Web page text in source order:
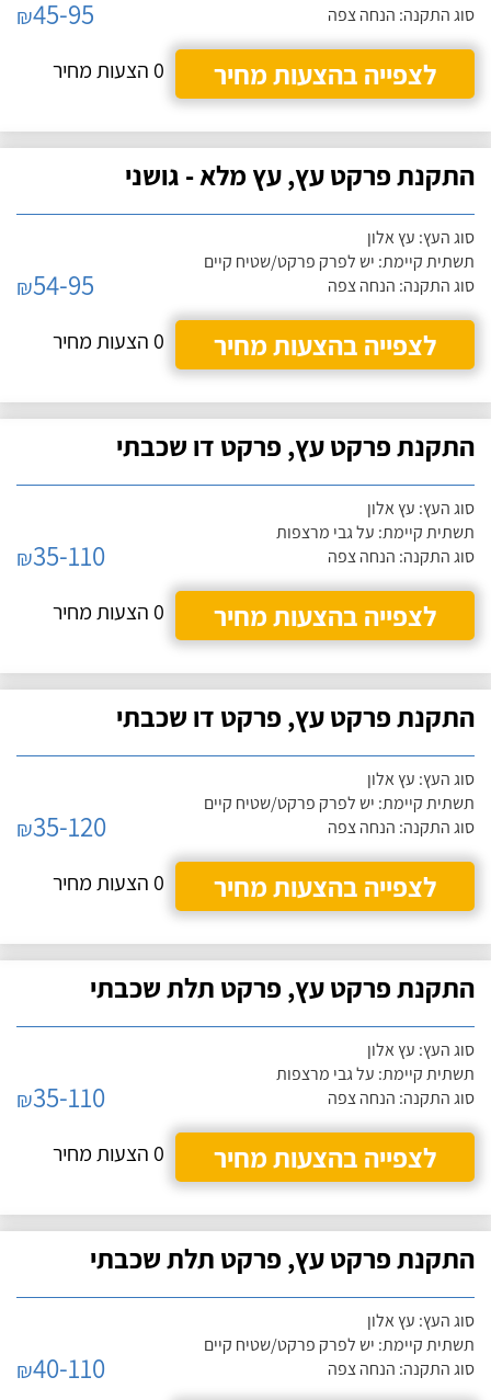
סוג התקנה: הנחה צפה
₪45-95
לצפייה בהצעות מחיר
0 הצעות מחיר
התקנת פרקט עץ, עץ מלא - גושני
סוג העץ: עץ אלון
תשתית קיימת: יש לפרק פרקט/שטיח קיים
סוג התקנה: הנחה צפה
₪54-95
לצפייה בהצעות מחיר
0 הצעות מחיר
התקנת פרקט עץ, פרקט דו שכבתי
סוג העץ: עץ אלון
תשתית קיימת: על גבי מרצפות
סוג התקנה: הנחה צפה
₪35-110
לצפייה בהצעות מחיר
0 הצעות מחיר
התקנת פרקט עץ, פרקט דו שכבתי
סוג העץ: עץ אלון
תשתית קיימת: יש לפרק פרקט/שטיח קיים
סוג התקנה: הנחה צפה
₪35-120
לצפייה בהצעות מחיר
0 הצעות מחיר
התקנת פרקט עץ, פרקט תלת שכבתי
סוג העץ: עץ אלון
תשתית קיימת: על גבי מרצפות
סוג התקנה: הנחה צפה
₪35-110
לצפייה בהצעות מחיר
0 הצעות מחיר
התקנת פרקט עץ, פרקט תלת שכבתי
סוג העץ: עץ אלון
תשתית קיימת: יש לפרק פרקט/שטיח קיים
סוג התקנה: הנחה צפה
₪40-110